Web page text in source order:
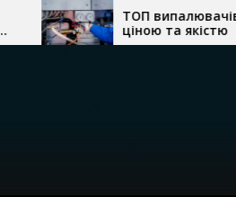
ТОП випалювачів по дереву за
ціною та якістю